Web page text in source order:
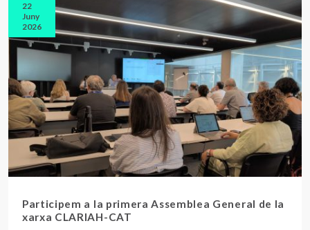
22
Juny
2026
Participem a la primera Assemblea General de la
xarxa CLARIAH-CAT